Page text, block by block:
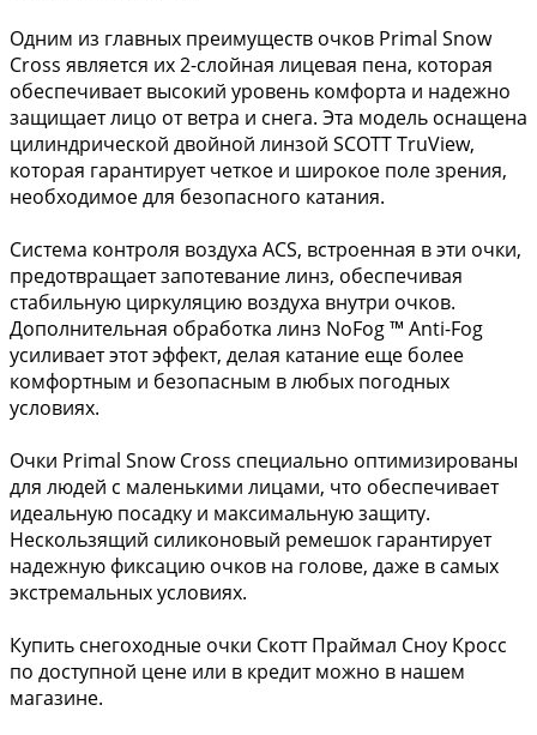
Одним из главных преимуществ очков Primal Snow
Cross является их 2-слойная лицевая пена, которая
обеспечивает высокий уровень комфорта и надежно
защищает лицо от ветра и снега. Эта модель оснащена
цилиндрической двойной линзой SCOTT TruView,
которая гарантирует четкое и широкое поле зрения,
необходимое для безопасного катания.
Система контроля воздуха ACS, встроенная в эти очки,
предотвращает запотевание линз, обеспечивая
стабильную циркуляцию воздуха внутри очков.
Дополнительная обработка линз NoFog ™ Anti-Fog
усиливает этот эффект, делая катание еще более
комфортным и безопасным в любых погодных
условиях.
Очки Primal Snow Cross специально оптимизированы
для людей с маленькими лицами, что обеспечивает
идеальную посадку и максимальную защиту.
Нескользящий силиконовый ремешок гарантирует
надежную фиксацию очков на голове, даже в самых
экстремальных условиях.
Купить снегоходные очки Скотт Праймал Сноу Кросс
по доступной цене или в кредит можно в нашем
магазине.